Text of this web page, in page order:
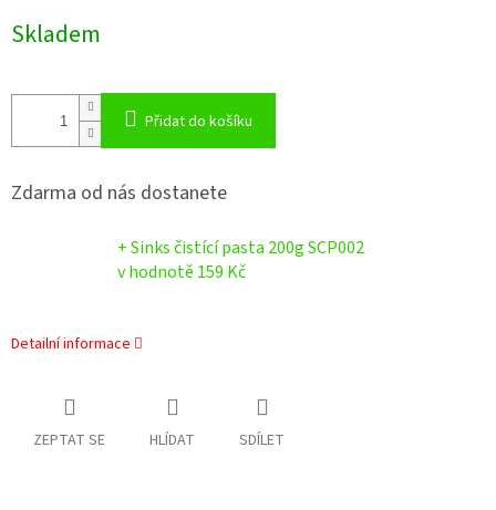
cena:
Skladem
Přidat do košíku
Zdarma od nás dostanete
+ Sinks čistící pasta 200g SCP002
v hodnotě 159 Kč
Detailní informace
ZEPTAT SE HLÍDAT SDÍLET